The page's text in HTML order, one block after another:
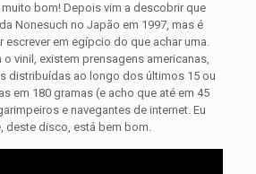
muito bom! Depois vim a descobrir que
Nonesuch no Japão em 1997, mas é
escrever em egípcio do que achar uma.
vinil, existem prensagens americanas,
distribuídas ao longo dos últimos 15 ou
em 180 gramas (e acho que até em 45
e navegantes de internet. Eu
deste disco, está bem bom.